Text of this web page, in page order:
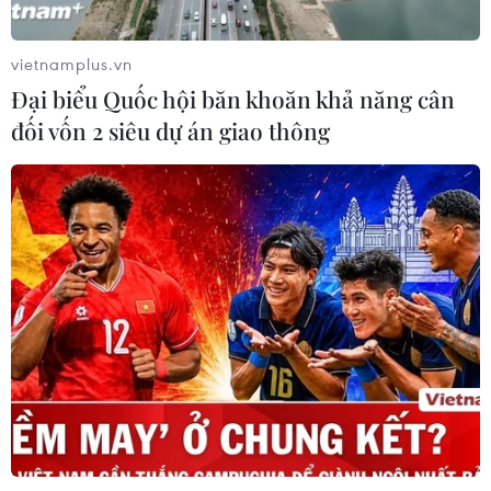
Tổng Biên tập: TRẦN TIẾN DUẨN
Phó Tổng Biên tập: NGUYỄN THỊ TÁM, KHÚC THANH
THỦY
Sở hữu trí tuệ
Quy định sử dụng
RSS
Hỗ trợ
Ngôn ngữ
TTXVN
Dịch vụ tin
Quảng cáo
Liên hệ
vietnamplus.vn
Đại biểu Quốc hội băn khoăn khả năng cân
đối vốn 2 siêu dự án giao thông